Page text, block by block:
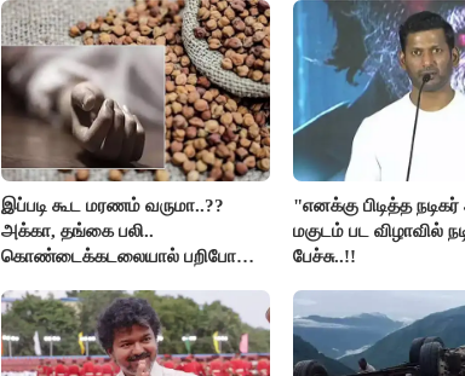
இப்படி கூட மரணம் வருமா..??
அக்கா, தங்கை பலி..
கொண்டைக்கடலையால் பறிபோன
"எனக்கு பிடித்த
மகுடம் பட விழாவில்
பேச்சு..!!